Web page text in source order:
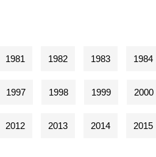
1981 1982 1983 1984
1997 1998 1999 2000
2012 2013 2014 2015